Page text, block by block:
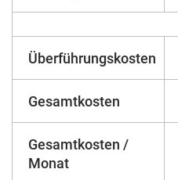
Überführungskosten
Gesamtkosten
Gesamtkosten /
Monat